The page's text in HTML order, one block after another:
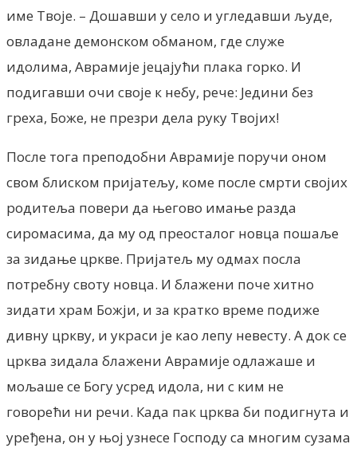
име Твоје. – Дошавши у село и угледавши људе,
овладане демонском обманом, где служе
идолима, Аврамије јецајући плака горко. И
подигавши очи своје к небу, рече: Једини без
греха, Боже, не презри дела руку Твојих!
После тога преподобни Аврамије поручи оном
свом блиском пријатељу, коме после смрти својих
родитеља повери да његово имање разда
сиромасима, да му од преосталог новца пошаље
за зидање цркве. Пријатељ му одмах посла
потребну своту новца. И блажени поче хитно
зидати храм Божји, и за кратко време подиже
дивну цркву, и украси је као лепу невесту. А док се
црква зидала блажени Аврамије одлажаше и
мољаше се Богу усред идола, ни с ким не
говорећи ни речи. Када пак црква би подигнута и
уређена, он у њој узнесе Господу са многим сузама